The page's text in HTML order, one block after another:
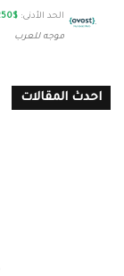
الحد الأدنى: $250
موجه للعرب
احدث المقالات